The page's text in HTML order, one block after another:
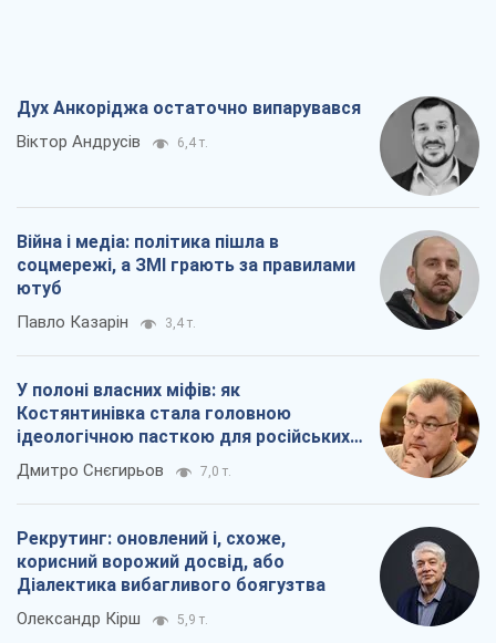
Дух Анкоріджа остаточно випарувався
Віктор Андрусів 6,4 т.
Війна і медіа: політика пішла в
соцмережі, а ЗМІ грають за правилами
ютуб
Павло Казарін 3,4 т.
У полоні власних міфів: як
Костянтинівка стала головною
ідеологічною пасткою для російських
окупантів
Дмитро Снєгирьов 7,0 т.
Рекрутинг: оновлений і, схоже,
корисний ворожий досвід, або
Діалектика вибагливого боягузтва
Олександр Кірш 5,9 т.